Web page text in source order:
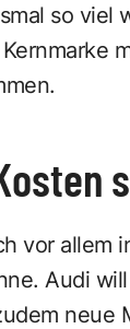
so viel
vor allem
Audi